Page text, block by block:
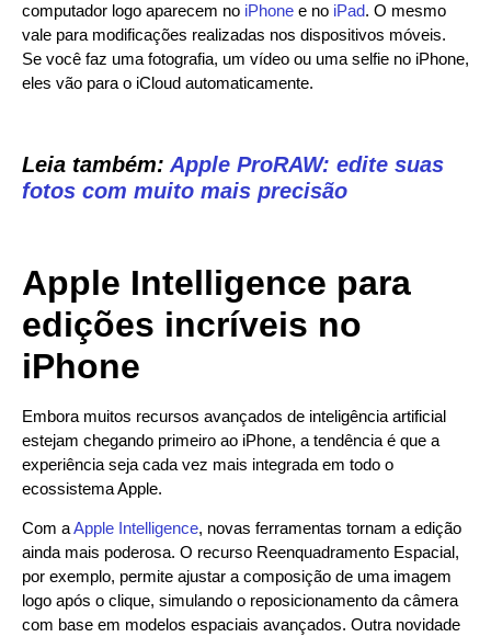
computador logo aparecem no iPhone e no iPad. O mesmo
vale para modificações realizadas nos dispositivos móveis.
Se você faz uma fotografia, um vídeo ou uma selfie no iPhone,
eles vão para o iCloud automaticamente.
Leia também: Apple ProRAW: edite suas
fotos com muito mais precisão
Apple Intelligence para
edições incríveis no
iPhone
Embora muitos recursos avançados de inteligência artificial
estejam chegando primeiro ao iPhone, a tendência é que a
experiência seja cada vez mais integrada em todo o
ecossistema Apple.
Com aApple Intelligence, novas ferramentas tornam a edição
ainda mais poderosa. O recurso Reenquadramento Espacial,
por exemplo, permite ajustar a composição de uma imagem
logo após o clique, simulando o reposicionamento da câmera
com base em modelos espaciais avançados. Outra novidade